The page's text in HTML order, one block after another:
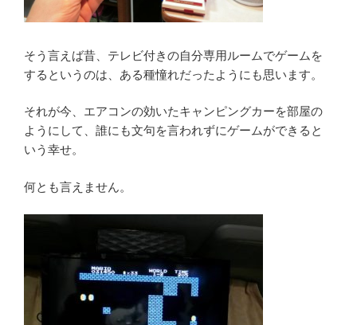
そう言えば昔、テレビ付きの自分専用ルームでゲームを
するというのは、ある種憧れだったようにも思います。
それが今、エアコンの効いたキャンピングカーを部屋の
ようにして、誰にも文句を言われずにゲームができると
いう幸せ。
何とも言えません。